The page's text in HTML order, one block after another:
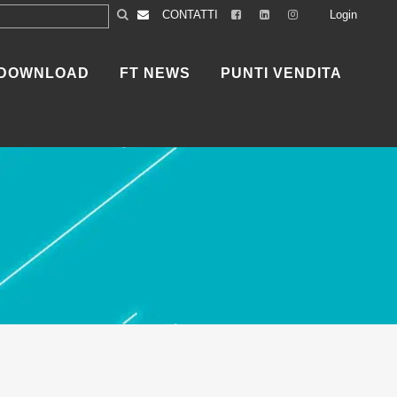
CONTATTI Login
FT NEWS PUNTI VENDITA